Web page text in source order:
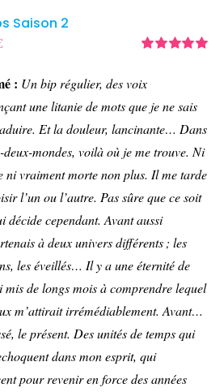
Saison 2
: Un bip régulier, des voix
une litanie de mots que je ne sais
Et la douleur, lancinante… Dans
deux-mondes, voilà où je me trouve. Ni
ni vraiment morte non plus. Il me tarde
l’un ou l’autre. Pas sûre que ce soit
décide cependant.Avant aussi
à deux univers différents ; les
les éveillés… Il y a une éternité de
mis de longs mois à comprendre lequel
m’attirait irrémédiablement.Avant…
le présent. Des unités de temps qui
dans mon esprit, qui
pour revenir en force des années